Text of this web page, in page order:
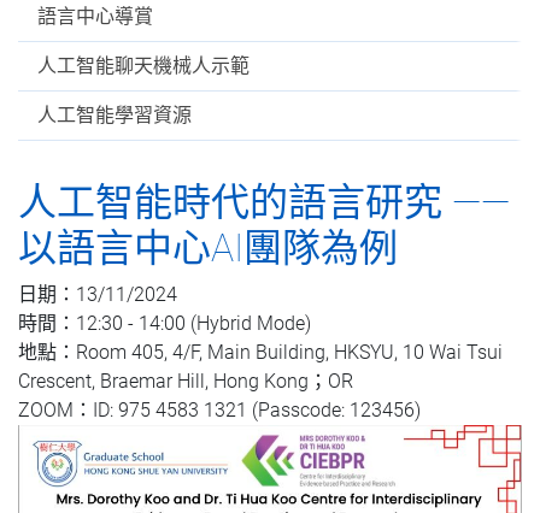
語言中心導賞
人工智能聊天機械人示範
人工智能學習資源
人工智能時代的語言研究 ——
以語言中心AI團隊為例
日期：13/11/2024
時間：12:30 - 14:00 (Hybrid Mode)
地點：Room 405, 4/F, Main Building, HKSYU, 10 Wai Tsui
Crescent, Braemar Hill, Hong Kong；OR
ZOOM：ID: 975 4583 1321 (Passcode: 123456)